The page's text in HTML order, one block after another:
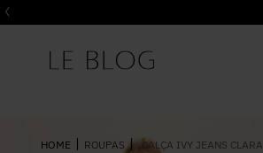
ROUPAS CALÇA IVY JEANS CLARA